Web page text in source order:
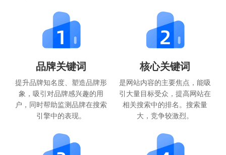
品牌关键词
提升品牌知名度、塑造品牌形
象，吸引对品牌感兴趣的用
户，同时帮助监测品牌在搜索
引擎中的表现。
核心关键词
是网站内容的主要焦点，能吸
引大量目标受众，提高网站在
相关搜索中的排名。搜索量
大，竞争较激烈。